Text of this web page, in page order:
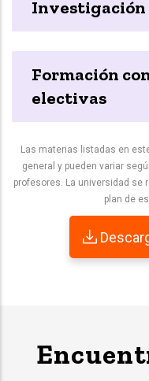
Investigación
Formación
electivas
Las materias listadas en
general y pueden variar
profesores. La universidad se
plan de